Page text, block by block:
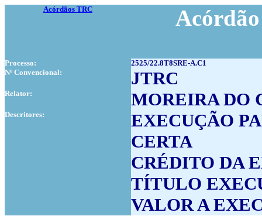
Acórdãos TRC
Processo:
2525/22.8T8SRE-A.C1
Nº Convencional:
JTRC
Relator: MOREIRA DO
Descritores:
EXECUÇÃO
CERTA
CRÉDITO DA
TÍTULO
VALOR A